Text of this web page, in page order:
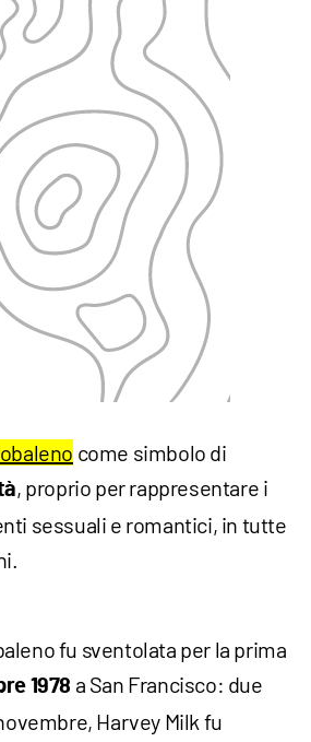
come simbolo di
, proprio per rappresentare i
sessuali e romantici, in tutte
fu sventolata per la prima
1978 a San Francisco: due
Harvey Milk fu